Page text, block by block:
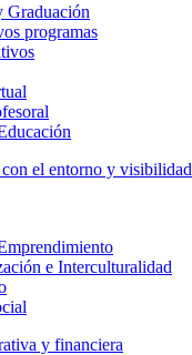
Graduación
programas
el entorno y visibilidad
e Interculturalidad
y financiera